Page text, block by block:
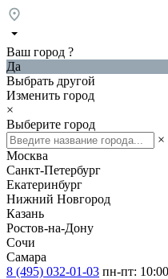
Ваш город ?
Да
Выбрать другой
Изменить город
×
Выберите город
×
Москва
Санкт-Петербург
Екатеринбург
Нижний Новгород
Казань
Ростов-на-Дону
Сочи
Самара
8 (495) 032-01-03 пн-пт: